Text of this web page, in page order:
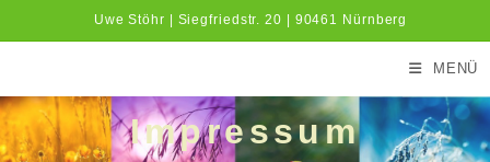
Inhalt
Uwe Stöhr | Siegfriedstr. 20 | 90461 Nürnberg
MENÜ
Impressum